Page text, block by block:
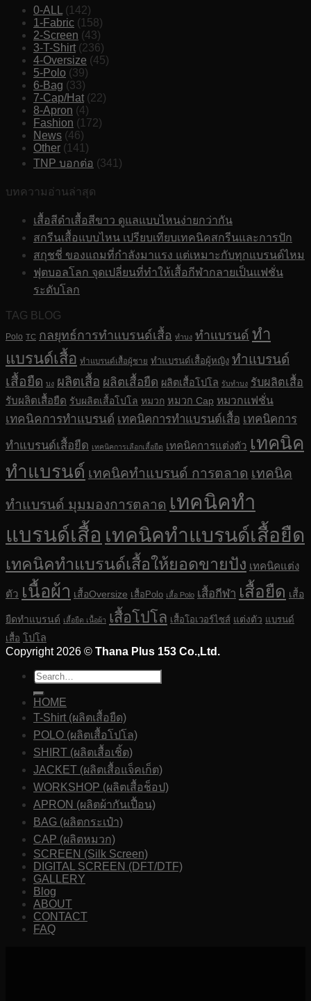
0-ALL(142)
1-Fabric (158)
2-Screen (43)
3-T-Shirt(236)
4-Oversize (45)
5-Polo (39)
6-Bag (33)
7-Cap/Hat(22)
8-Apron (4)
Fashion (172)
News (46)
Other (141)
TNP บอกต่อ (341)
บทความอ่านล่าสุด
เสื้อสีดำเสื้อสีขาว ดูแลแบบไหนง่ายกว่ากัน
สกรีนเสื้อแบบไหน เปรียบเทียบเทคนิคสกรีนและการปัก
สกุชชี่ ของแถมที่กำลังมาแรง แต่เหมาะกับทุกแบรนด์ไหม
ฟุตบอลโลก จุดเปลี่ยนที่ทำให้เสื้อกีฬากลายเป็นแฟชั่น
ระดับโลก
TAG BLOG
Polo TC กลยุทธ์การทำแบรนด์เสื้อ ทำบง ทำแบรนด์ ทำ
แบรนด์เสื้อ ทำแบรนด์เสื้อผู้ชาย ทำแบรนด์เสื้อผู้หญิง ทำแบรนด์
เสื้อยืด บง ผลิตเสื้อ ผลิตเสื้อยืด ผลิตเสื้อโปโล รับทำบง รับผลิตเสื้อ
รับผลิตเสื้อยืด รับผลิตเสื้อโปโล หมวก หมวก Cap หมวกแฟชั่น
เทคนิคการทำแบรนด์ เทคนิคการทำแบรนด์เสื้อ เทคนิคการ
ทำแบรนด์เสื้อยืด เทคนิคการเลือกเสื้อยืด เทคนิคการแต่งตัว เทคนิค
ทำแบรนด์ เทคนิคทำแบรนด์ การตลาด เทคนิค
ทำแบรนด์ มุมมองการตลาด เทคนิคทำ
แบรนด์เสื้อ เทคนิคทำแบรนด์เสื้อยืด
เทคนิคทำแบรนด์เสื้อให้ยอดขายปัง เทคนิคแต่ง
ตัว เนื้อผ้า เสื้อOversize เสื้อPolo เสื้อ Polo เสื้อกีฬา เสื้อยืด เสื้อ
ยืดทำแบรนด์ เสื้อยืด เนื้อผ้า เสื้อโปโล เสื้อโอเวอร์ไซส์ แต่งตัว แบรนด์
เสื้อ โปโล
Copyright 2026 © Thana Plus 153 Co.,Ltd.
HOME
T-Shirt (ผลิตเสื้อยืด)
POLO (ผลิตเสื้อโปโล)
SHIRT (ผลิตเสื้อเชิ้ต)
JACKET (ผลิตเสื้อแจ็คเก็ต)
WORKSHOP (ผลิตเสื้อช็อป)
APRON (ผลิตผ้ากันเปื้อน)
BAG (ผลิตกระเป๋า)
CAP (ผลิตหมวก)
SCREEN (Silk Screen)
DIGITAL SCREEN (DFT/DTF)
GALLERY
Blog
ABOUT
CONTACT
FAQ